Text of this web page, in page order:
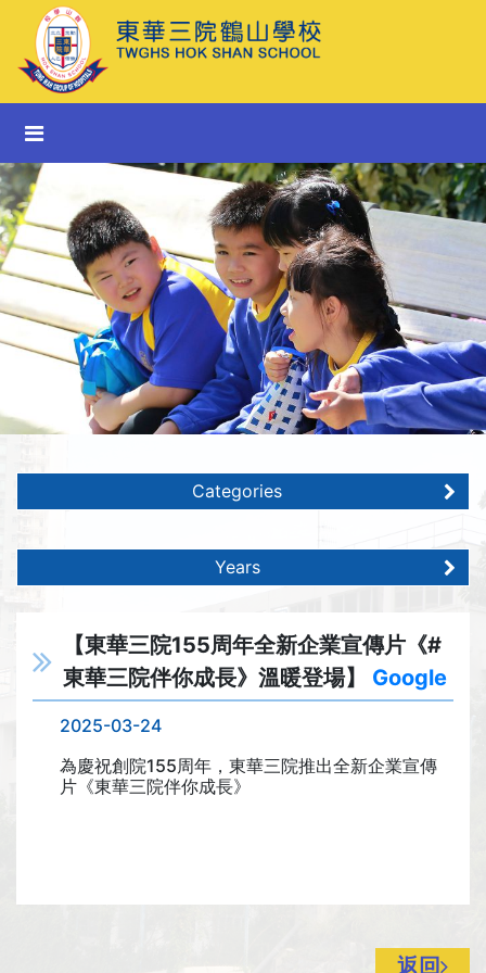
Categories
Years
【東華三院155周年全新企業宣傳片《#
東華三院伴你成長》溫暖登場】 Google
2025-03-24
為慶祝創院155周年，東華三院推出全新企業宣傳
片《東華三院伴你成長》
返回